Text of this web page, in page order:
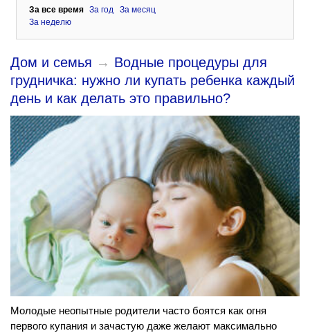
За все время За год
За месяц
За неделю
Дом и семья → Водные процедуры для
грудничка: нужно ли купать ребенка каждый
день и как делать это правильно?
Молодые неопытные родители часто боятся как огня
первого купания и зачастую даже желают максимально